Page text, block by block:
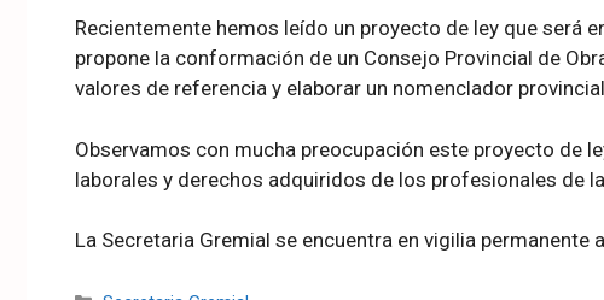
Recientemente hemos leído un proyecto de ley que será
propone la conformación de un Consejo Provincial de
valores de referencia y elaborar un nomenclador
Observamos con mucha preocupación este proyecto de
laborales y derechos adquiridos de los profesionales de
La Secretaria Gremial se encuentra en vigilia permanente